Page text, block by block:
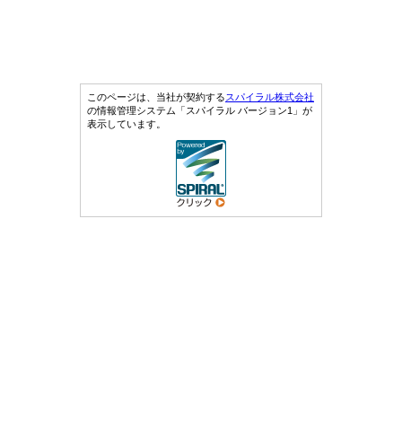
このページは、当社が契約するスパイラル株式会社
の情報管理システム「スパイラル バージョン1」が
表示しています。